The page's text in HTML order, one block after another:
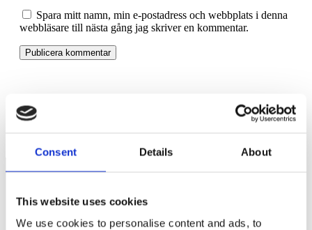
Consent Details About
This website uses cookies
We use cookies to personalise content and ads, to
Spara mitt namn, min e-postadress och webbplats i denna
webbläsare till nästa gång jag skriver en kommentar.
Nytt mindre dåligt 3:12-förslag
Tre tips på hur du klarar stressen inför semestern
Näringspolitik